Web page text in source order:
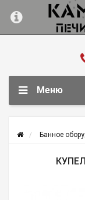
Меню
Банное